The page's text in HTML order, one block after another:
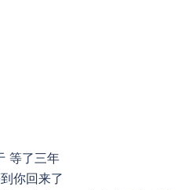
等了三年
你回来了